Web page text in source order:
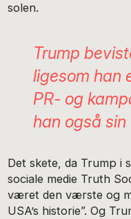
solen.
Trump
ligesom han
PR- og
han også
Det skete, da Trump i
sociale medie Truth
været den værste og
USA’s historie”. Og